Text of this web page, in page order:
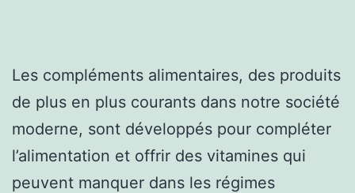
Les compléments alimentaires, des produits
de plus en plus courants dans notre société
moderne, sont développés pour compléter
l’alimentation et offrir des vitamines qui
peuvent manquer dans les régimes